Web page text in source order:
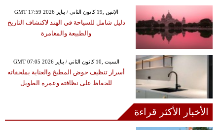
GMT 17:59 2026 الإثنين ,19 كانون الثاني / يناير
دليل شامل للسياحة في الهند لاكتشاف التاريخ
والطبيعة والمغامرة
GMT 07:05 2026 السبت ,10 كانون الثاني / يناير
أسرار تنظيف حوض المطبخ والعناية بملحقاته
للحفاظ على نظافته وعمره الطويل
الأخبار الأكثر قراءة